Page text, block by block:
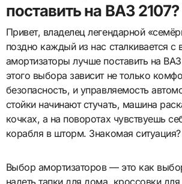
поставить на ВАЗ 2107?
Привет, владелец легендарной «семёрки»! Рано или
поздно каждый из нас сталкивается с
амортизаторы лучше поставить на
этого выбора зависит не только
безопасность, и управляемость
стойки начинают стучать, машина
кочках, а на поворотах чувствуешь
корабля в шторм. Знакомая ситуация?
Выбор амортизаторов — это как
надеть тапки для дома, кроссовки